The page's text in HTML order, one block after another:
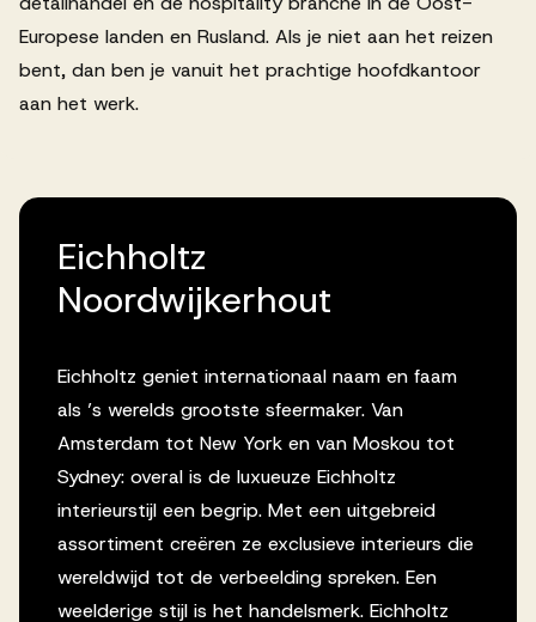
Europese landen en Rusland. Als je niet aan het reizen
bent, dan ben je vanuit het prachtige hoofdkantoor
aan het werk.
Eichholtz
Noordwijkerhout
Eichholtz geniet internationaal naam en faam
als ’s werelds grootste sfeermaker. Van
Amsterdam tot New York en van Moskou tot
Sydney: overal is de luxueuze Eichholtz
interieurstijl een begrip. Met een uitgebreid
assortiment creëren ze exclusieve interieurs die
wereldwijd tot de verbeelding spreken. Een
weelderige stijl is het handelsmerk. Eichholtz